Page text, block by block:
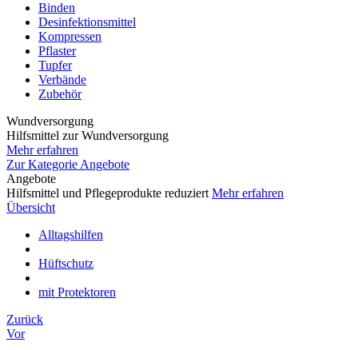
Binden
Desinfektionsmittel
Kompressen
Pflaster
Tupfer
Verbände
Zubehör
Wundversorgung
Hilfsmittel zur Wundversorgung
Mehr erfahren
Zur Kategorie Angebote
Angebote
Hilfsmittel und Pflegeprodukte reduziert Mehr erfahren
Übersicht
Alltagshilfen
Hüftschutz
mit Protektoren
Zurück
Vor